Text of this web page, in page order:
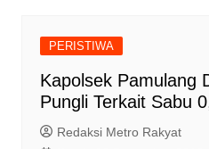
PERISTIWA
Kapolsek Pamulang
Pungli Terkait Sabu
Redaksi Metro Rakyat